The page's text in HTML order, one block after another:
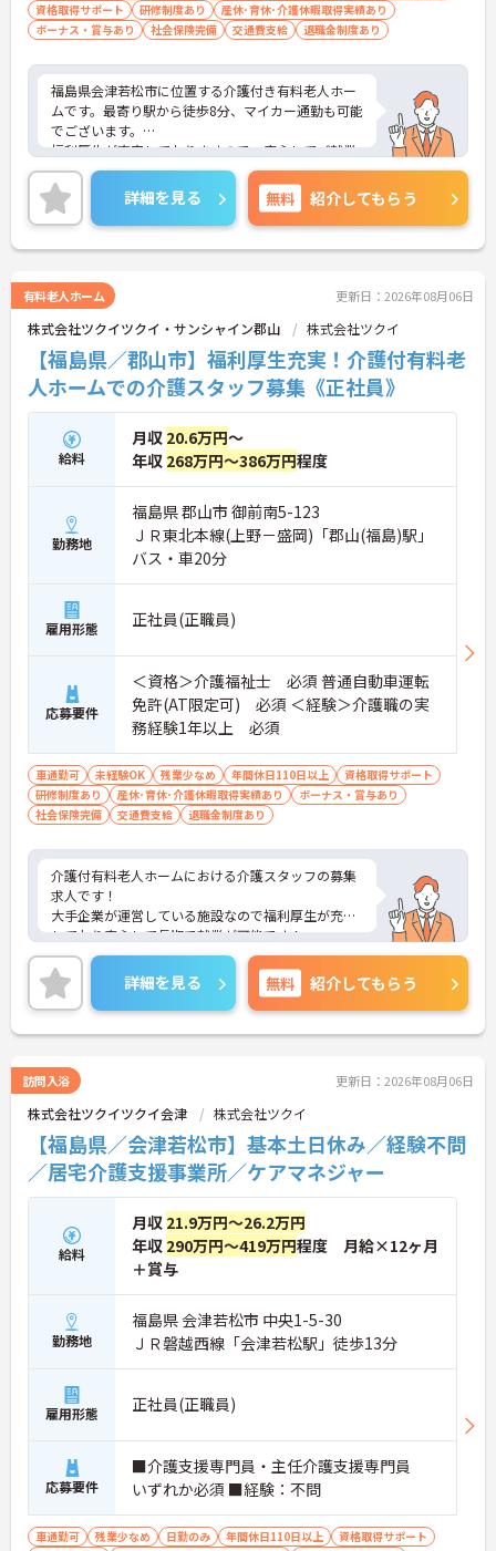
資格取得サポート
研修制度あり
産休･育休･介護休暇取得実績あり
ボーナス・賞与あり
社会保険完備 交通費支給 退職金制度あり
福島県会津若松市に位置する介護付き有料老人ホー
ムです。最寄り駅から徒歩8分、マイカー通勤も可能
でございます。
福利厚生が充実しておりますので、安心してご就業
いただけます。
年間休日が119日としっかりお休みを取得できるの
で、ワークライフバランスを大切にしたい方におす
すめです。
ご興味のある方には、面接対策ポイントなど、さら
さい！
詳細を見る 無料 紹介してもらう
有料老人ホーム 更新日：2026年08月06日
株式会社ツクイツクイ・サンシャイン郡山 株式会社ツクイ
【福島県／郡山市】福利厚生充実！介護付有料老
人ホームでの介護スタッフ募集《正社員》
給料
月収 20.6万円～
年収 268万円～386万円程度
勤務地
福島県 郡山市 御前南5-123
ＪＲ東北本線(上野－盛岡)「郡山(福島)駅」
バス・車20分
雇用形態 正社員(正職員)
応募要件
＜資格＞介護福祉士 必須 普通自動車運転
免許(AT限定可) 必須 ＜経験＞介護職の実
務経験1年以上 必須
車通勤可 未経験OK 残業少なめ 年間休日110日以上
資格取得サポート
研修制度あり
産休･育休･介護休暇取得実績あり
ボーナス・賞与あり
社会保険完備
交通費支給 退職金制度あり
介護付有料老人ホームにおける介護スタッフの募集
求人です！
大手企業が運営している施設なので福利厚生が充実
しており安心して長期で就業が可能です！
ご興味ある方には、面接のポイントなど、さらに詳
細をお話致しますのでお気軽にご相談ください。
詳細を見る 無料 紹介してもらう
訪問入浴 更新日：2026年08月06日
株式会社ツクイツクイ会津 株式会社ツクイ
【福島県／会津若松市】基本土日休み／経験不問
／居宅介護支援事業所／ケアマネジャー
給料
月収 21.9万円～26.2万円
年収 290万円～419万円程度 月給×12ヶ月
＋賞与
勤務地
福島県 会津若松市 中央1-5-30
ＪＲ磐越西線「会津若松駅」徒歩13分
雇用形態 正社員(正職員)
応募要件
■介護支援専門員・主任介護支援専門員
いずれか必須 ■経験：不問
車通勤可 残業少なめ 日勤のみ 年間休日110日以上
資格取得サポート